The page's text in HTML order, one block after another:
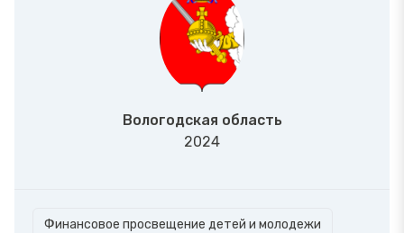
Вологодская область
2024
Финансовое просвещение детей и молодежи